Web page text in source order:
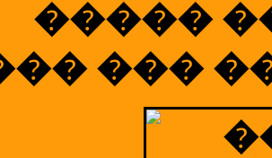
�����
���